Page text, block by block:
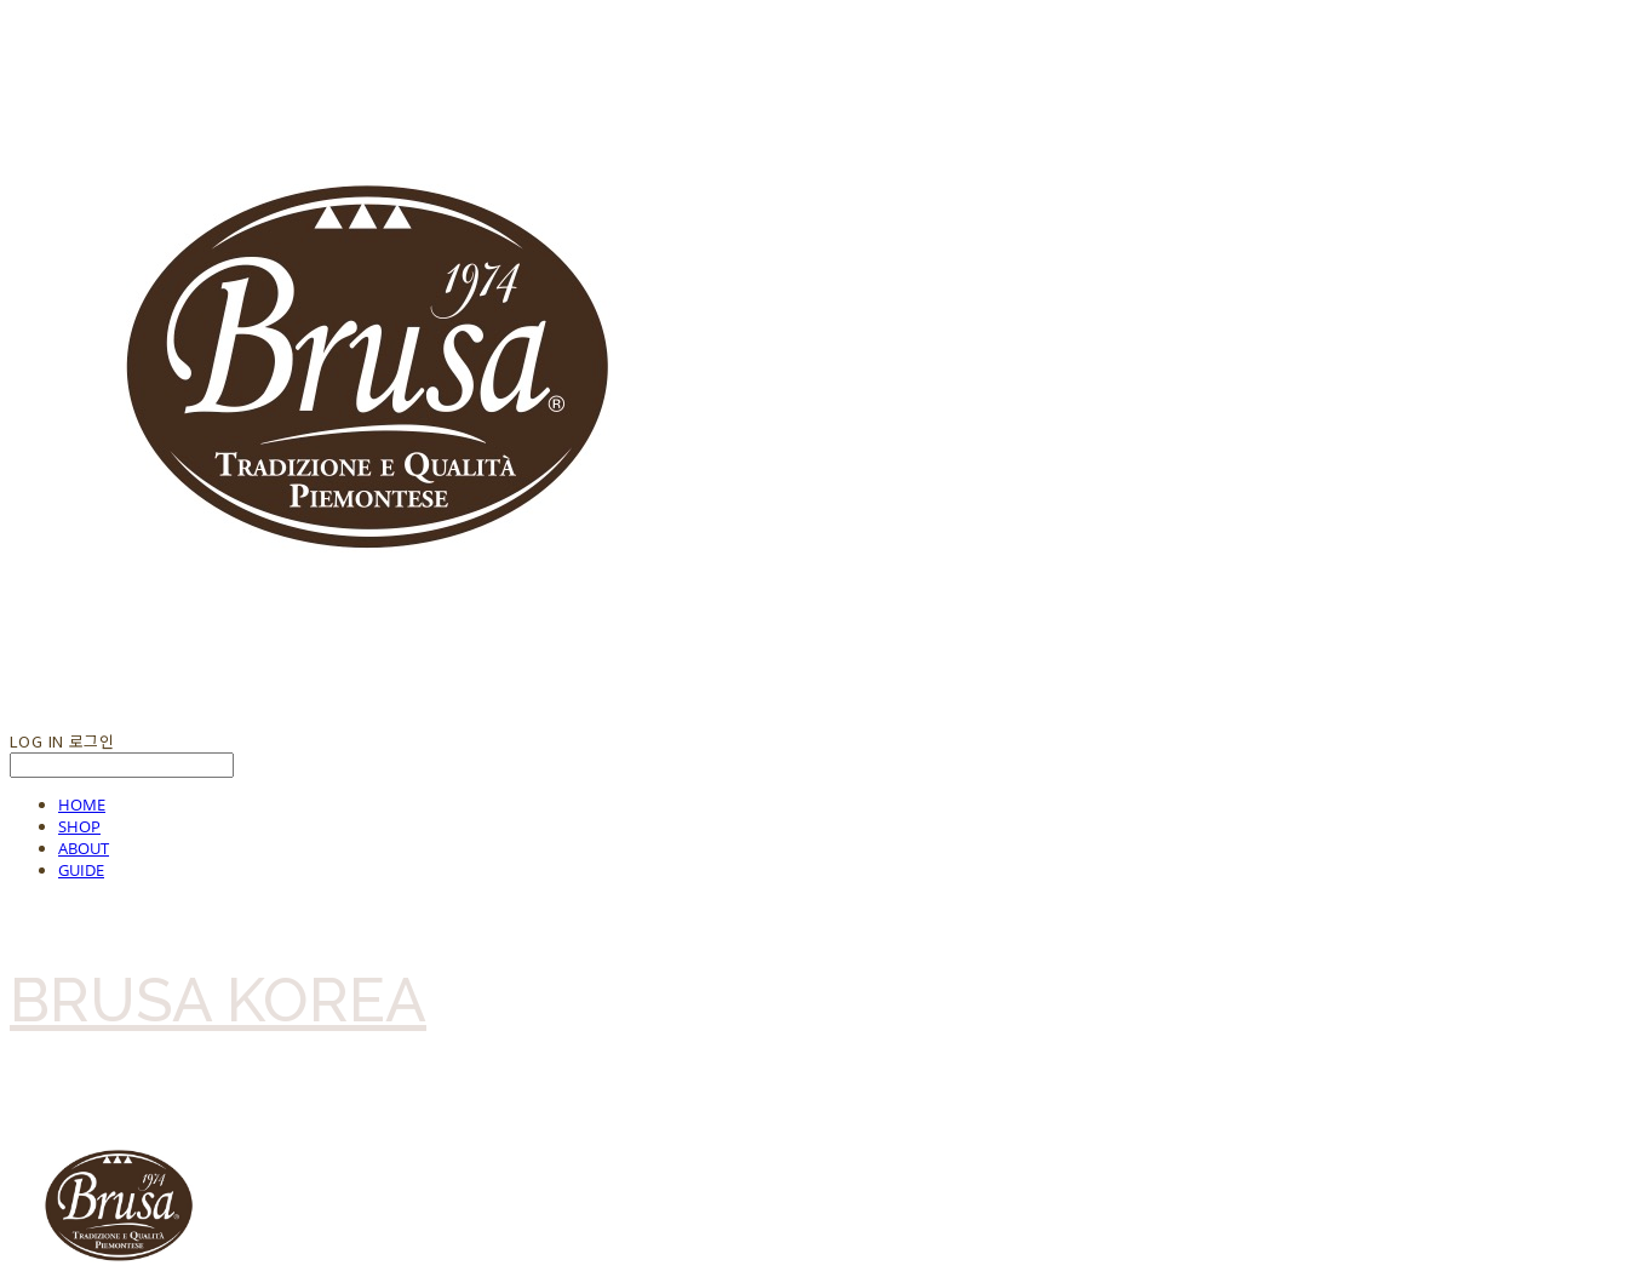
LOG IN 로그인
HOME
SHOP
ABOUT
GUIDE
BRUSA KOREA